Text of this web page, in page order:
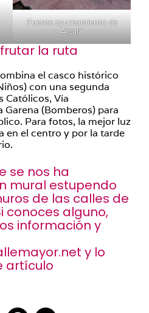
Fuente ayuntamiento de
Alcalá
la ruta
el casco histórico
con una segunda
Católicos, Vía
Garena (Bomberos) para
Para fotos, la mejor luz
en el centro y por la tarde
se nos ha
mural estupendo
de las calles de
conoces alguno,
información y
y lo
artículo